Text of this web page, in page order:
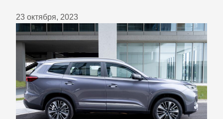
23 октября, 2023